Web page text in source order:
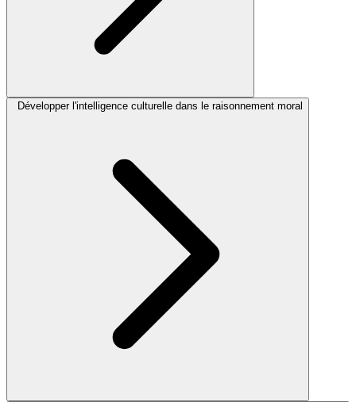
Développer l'intelligence culturelle dans le raisonnement moral